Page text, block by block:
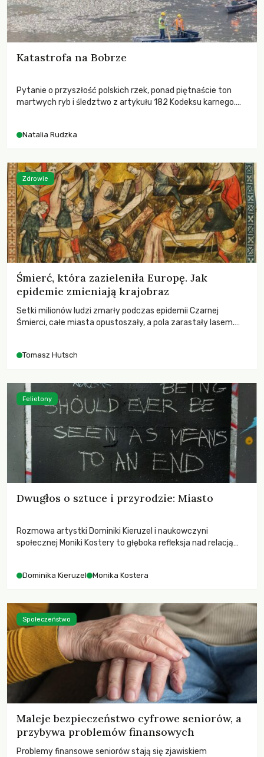
Katastrofa na Bobrze
Pytanie o przyszłość polskich rzek, ponad piętnaście ton
martwych ryb i śledztwo z artykułu 182 Kodeksu karnego.
zdarzeń prowadzących do biologicznej śmierci rzeki.
Natalia Rudzka
Śmierć, która zazieleniła Europę. Jak
epidemie zmieniają krajobraz
Setki milionów ludzi zmarły podczas epidemii Czarnej
Śmierci, całe miasta opustoszały, a pola zarastały lasem.
największych katastrof w swoich dziejach.
Tomasz Hutsch
Zdrowie
Dwugłos o sztuce i przyrodzie: Miasto
Rozmowa artystki Dominiki Kieruzel i naukowczyni
społecznej Moniki Kostery to głęboka refleksja nad relacją
Dominika Kieruzel Monika Kostera
Felietony
Maleje bezpieczeństwo cyfrowe seniorów, a
przybywa problemów finansowych
Problemy finansowe seniorów stają się zjawiskiem
Społeczeństwo